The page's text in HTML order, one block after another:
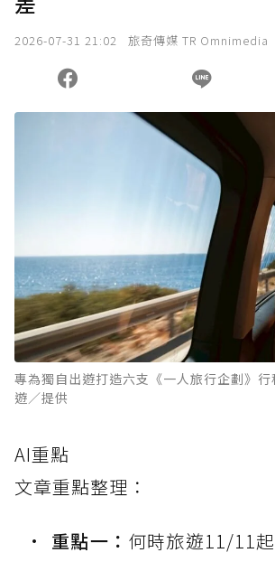
2026-07-31 21:02 旅奇傳媒 TR Omnimedia
專為獨自出遊打造六支《一人旅行企劃》
遊／提供
AI重點
文章重點整理：
重點一： 何時旅遊11/11